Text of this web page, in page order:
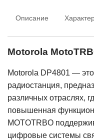
Описание
Motorola
Motorola DP4801 —
радиостанция,
различных отраслях,
повышенная
MOTOTRBO
цифровые системы